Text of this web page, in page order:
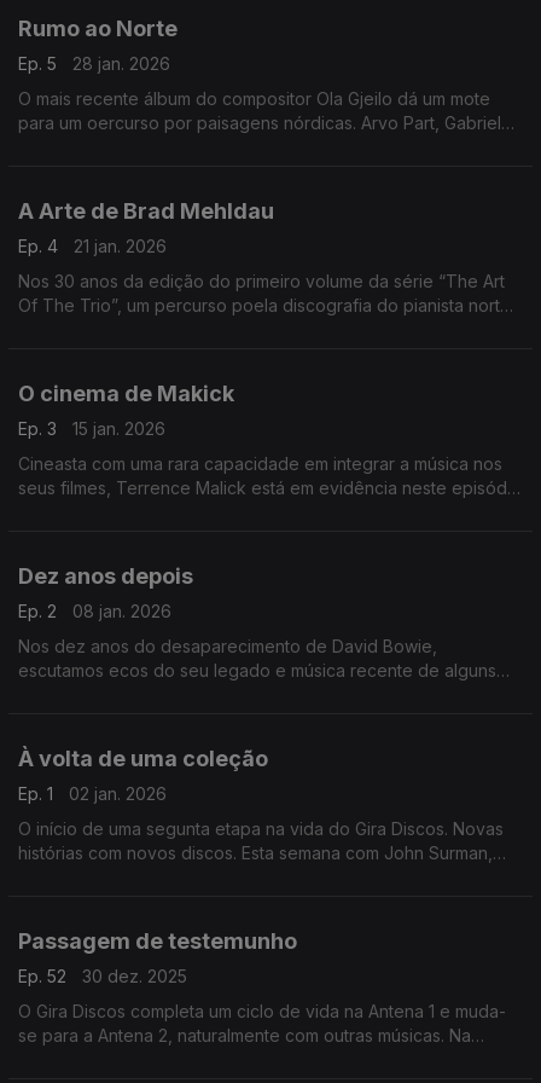
Rumo ao Norte
Ep. 5
28 jan. 2026
O mais recente álbum do compositor Ola Gjeilo dá um mote
para um oercurso por paisagens nórdicas. Arvo Part, Gabriel
A Arte de Brad Mehldau
Ep. 4
21 jan. 2026
Nos 30 anos da edição do primeiro volume da série “The Art
Of The Trio”, um percurso poela discografia do pianista norte-
O cinema de Makick
Ep. 3
15 jan. 2026
Cineasta com uma rara capacidade em integrar a música nos
seus filmes, Terrence Malick está em evidência neste episódio
Dez anos depois
Ep. 2
08 jan. 2026
Nos dez anos do desaparecimento de David Bowie,
escutamos ecos do seu legado e música recente de alguns
À volta de uma coleção
Ep. 1
02 jan. 2026
O início de uma segunta etapa na vida do Gira Discos. Novas
histórias com novos discos. Esta semana com John Surman,
Passagem de testemunho
Ep. 52
30 dez. 2025
O Gira Discos completa um ciclo de vida na Antena 1 e muda-
se para a Antena 2, naturalmente com outras músicas. Na